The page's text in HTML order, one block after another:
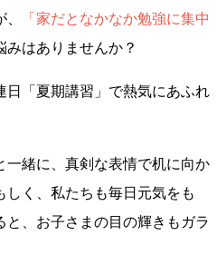
「家だとなかなか勉強に集中
みはありませんか？
日「夏期講習」で熱気にあふれ
一緒に、真剣な表情で机に向か
しく、私たちも毎日元気をも
と、お子さまの目の輝きもガラ